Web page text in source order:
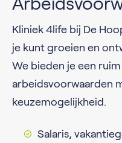
Kliniek 4life bij De
je kunt groeien en
We bieden je een
arbeidsvoorwaarden
keuzemogelijkheid.
Salaris,